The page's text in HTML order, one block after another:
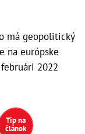
má geopolitický
na európske
2022
Tip na
článok